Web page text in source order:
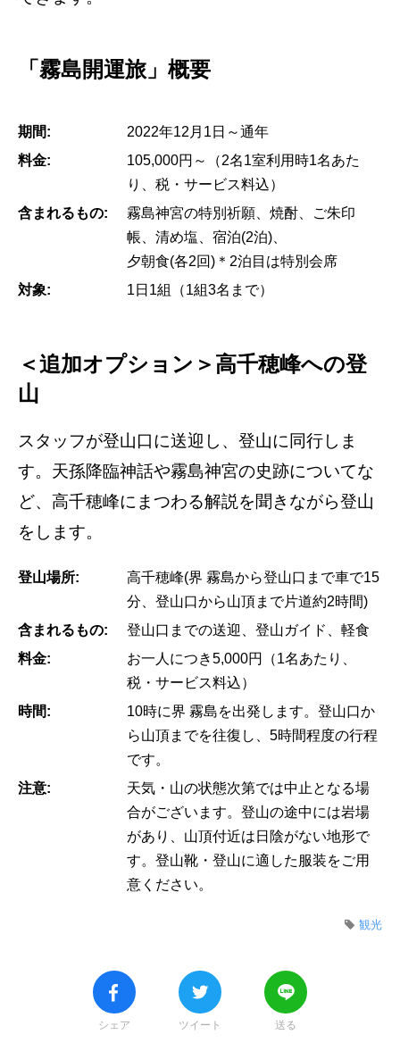
「霧島開運旅」概要
期間:
2022年12月1日～通年
料金:
105,000円～（2名1室利用時1名あた
り、税・サービス料込）
含まれるもの:
霧島神宮の特別祈願、焼酎、ご朱印
帳、清め塩、宿泊(2泊)、
夕朝食(各2回)＊2泊目は特別会席
対象:
1日1組（1組3名まで）
＜追加オプション＞高千穂峰への登
山
スタッフが登山口に送迎し、登山に同行しま
す。天孫降臨神話や霧島神宮の史跡についてな
ど、高千穂峰にまつわる解説を聞きながら登山
をします。
登山場所:
高千穂峰(界 霧島から登山口まで車で15
分、登山口から山頂まで片道約2時間)
含まれるもの:
登山口までの送迎、登山ガイド、軽食
料金:
お一人につき5,000円（1名あたり、
税・サービス料込）
時間:
10時に界 霧島を出発します。登山口か
ら山頂までを往復し、5時間程度の行程
です。
注意:
天気・山の状態次第では中止となる場
合がございます。登山の途中には岩場
があり、山頂付近は日陰がない地形で
す。登山靴・登山に適した服装をご用
意ください。
観光
シェア ツイート 送る